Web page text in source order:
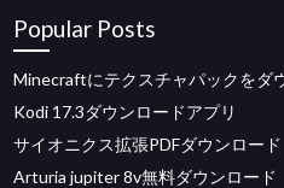
Popular Posts
Minecraftにテクスチャパックをダ
Kodi 17.3ダウンロードアプリ
サイオニクス拡張PDFダウンロード
Arturia jupiter 8v無料ダウンロード